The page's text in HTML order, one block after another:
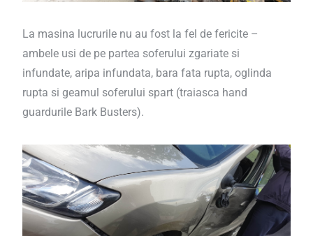
La masina lucrurile nu au fost la fel de fericite –
ambele usi de pe partea soferului zgariate si
infundate, aripa infundata, bara fata rupta, oglinda
rupta si geamul soferului spart (traiasca hand
guardurile Bark Busters).